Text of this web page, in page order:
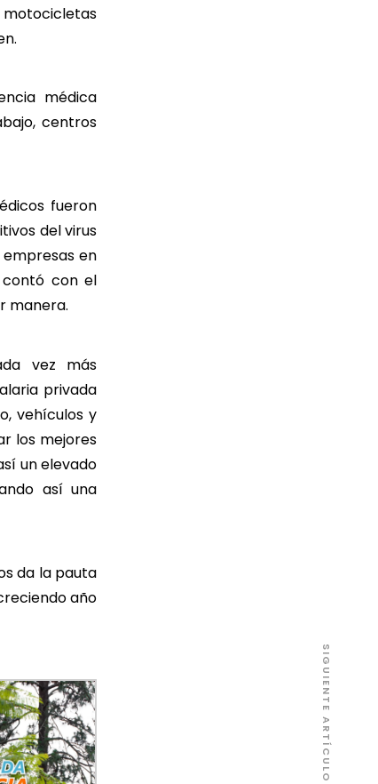
médica
centros
fueron
del virus
en
con el
manera.
vez más
privada
vehículos y
los mejores
un elevado
así una
da la pauta
año
SIGUIENTE ARTÍCULO